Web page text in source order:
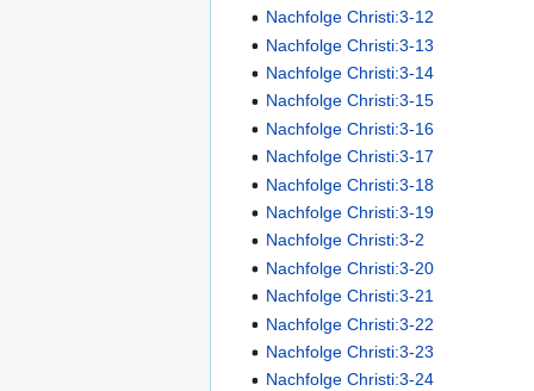
Nachfolge Christi:3-12
Nachfolge Christi:3-13
Nachfolge Christi:3-14
Nachfolge Christi:3-15
Nachfolge Christi:3-16
Nachfolge Christi:3-17
Nachfolge Christi:3-18
Nachfolge Christi:3-19
Nachfolge Christi:3-2
Nachfolge Christi:3-20
Nachfolge Christi:3-21
Nachfolge Christi:3-22
Nachfolge Christi:3-23
Nachfolge Christi:3-24